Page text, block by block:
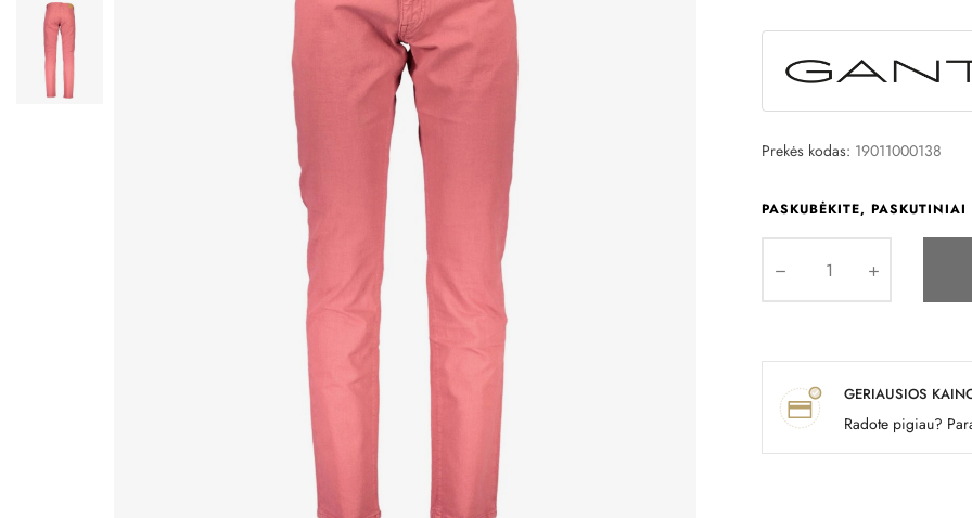
Prekės kodas: 19011000138
PASKUBĖKITE,
GERIAUSIOS
Radote pigiau?